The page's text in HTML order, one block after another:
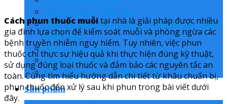
Dịch vụ diệt Thằn lằn
Dịch vụ diệt rệp giường TPHCM, an toàn,
hiệu quả
Kiểm soát Rắn
Kiểm soát chim
Khử trùng kho và hàng hóa
Sản phẩm
Cách phun thuốc muỗitại nhà là giải pháp được nhiều
gia đình lựa chọn để kiểm soát muỗi và phòng ngừa các
bệnh truyền nhiễm nguy hiểm. Tuy nhiên, việc phun
thuốc chỉ thực sự hiệu quả khi thực hiện đúng kỹ thuật,
sử dụng đúng loại thuốc và đảm bảo các nguyên tắc an
toàn. Cùng tìm hiểu hướng dẫn chi tiết từ khâu chuẩn bị,
phun thuốc đến xử lý sau khi phun trong bài viết dưới
đây.